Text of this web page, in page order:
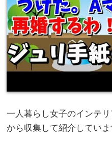
一人暮らし女子のインテ
から収集して紹介していま